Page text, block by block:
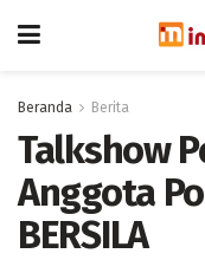
Beranda Berita
Talkshow
Anggota
BERSILA